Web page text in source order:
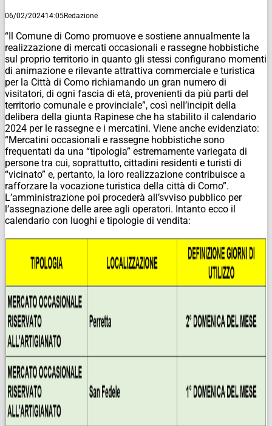
06/02/202414:05Redazione
“Il Comune di Como promuove e sostiene annualmente la
realizzazione di mercati occasionali e rassegne hobbistiche
sul proprio territorio in quanto gli stessi configurano momenti
di animazione e rilevante attrattiva commerciale e turistica
per la Città di Como richiamando un gran numero di
visitatori, di ogni fascia di età, provenienti da più parti del
territorio comunale e provinciale”, così nell’incipit della
delibera della giunta Rapinese che ha stabilito il calendario
2024 per le rassegne e i mercatini. Viene anche evidenziato:
“Mercatini occasionali e rassegne hobbistiche sono
frequentati da una “tipologia” estremamente variegata di
persone tra cui, soprattutto, cittadini residenti e turisti di
“vicinato” e, pertanto, la loro realizzazione contribuisce a
rafforzare la vocazione turistica della città di Como”.
L’amministrazione poi procederà all’svviso pubblico per
l’assegnazione delle aree agli operatori. Intanto ecco il
calendario con luoghi e tipologie di vendita: